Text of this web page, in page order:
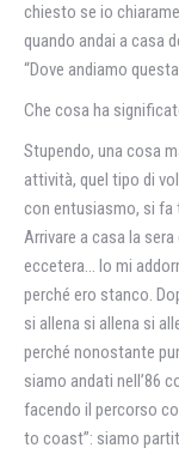
chiesto se io
quando andai a casa
“Dove andiamo
Che cosa ha
Stupendo, una cosa
attività, quel tipo di
con entusiasmo, si
Arrivare a casa la
eccetera… Io mi
perché ero stanco.
si allena si allena si
perché nonostante
siamo andati nell’86
facendo il percorso
to coast”: siamo